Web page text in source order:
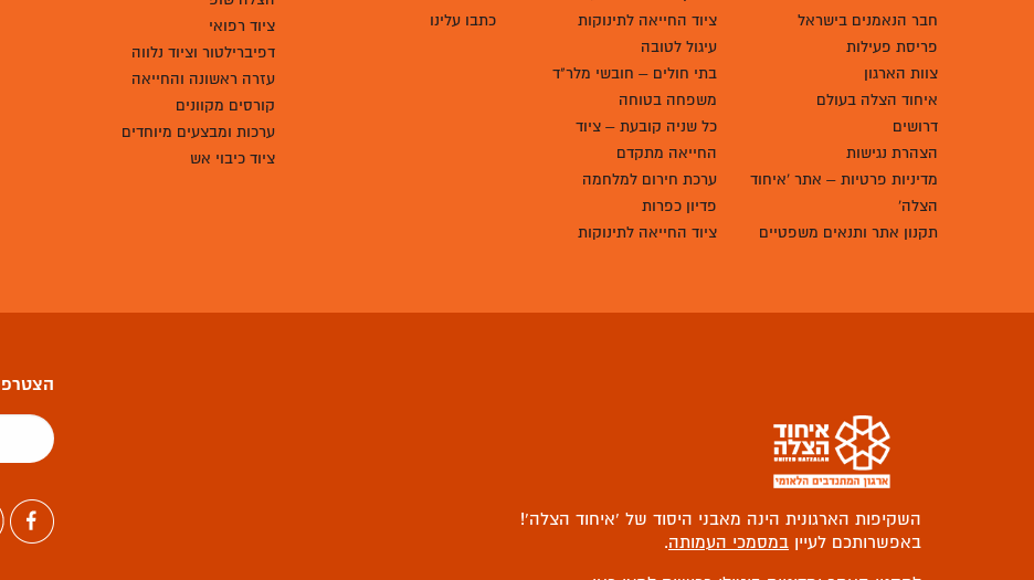
חבר הנאמנים בישראל
פריסת פעילות
צוות הארגון
איחוד הצלה בעולם
דרושים
הצהרת נגישות
מדיניות פרטיות – אתר 'איחוד
הצלה'
תקנון אתר ותנאים משפטיים
ציוד החייאה לתינוקות
עיגול לטובה
בתי חולים – חובשי מלר"ד
משפחה בטוחה
כל שניה קובעת – ציוד
החייאה מתקדם
ערכת חירום למלחמה
פדיון כפרות
ציוד החייאה לתינוקות
כתבו עלינו
ציוד רפואי
דפיברילטור וציוד נלווה
עזרה ראשונה והחייאה
קורסים מקוונים
ערכות ומבצעים מיוחדים
ציוד כיבוי אש
השקיפות הארגונית הינה מאבני היסוד של ‘איחוד הצלה’!
באפשרותכם לעיין במסמכי העמותה.